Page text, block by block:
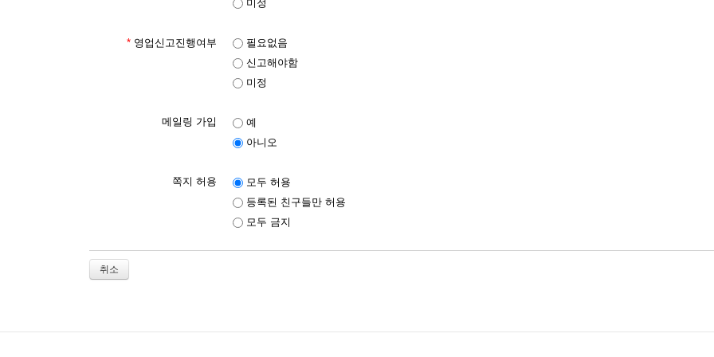
미정
* 영업신고진행여부
필요없음
신고해야함
미정
메일링 가입
예
아니오
쪽지 허용
모두 허용
등록된 친구들만 허용
모두 금지
취소